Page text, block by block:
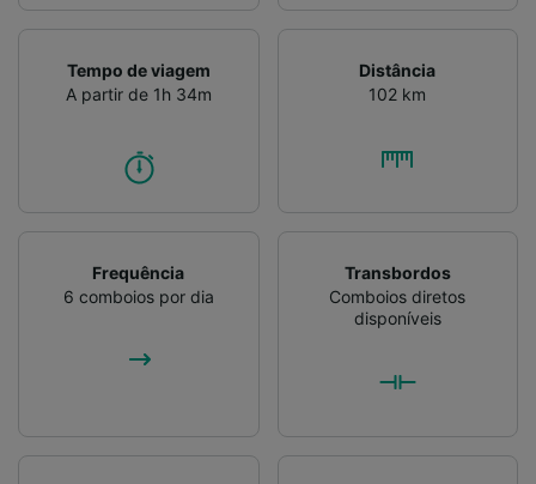
Tempo de viagem
A partir de 1h 34m
Distância
102 km
Frequência
6 comboios por dia
Transbordos
Comboios diretos
disponíveis